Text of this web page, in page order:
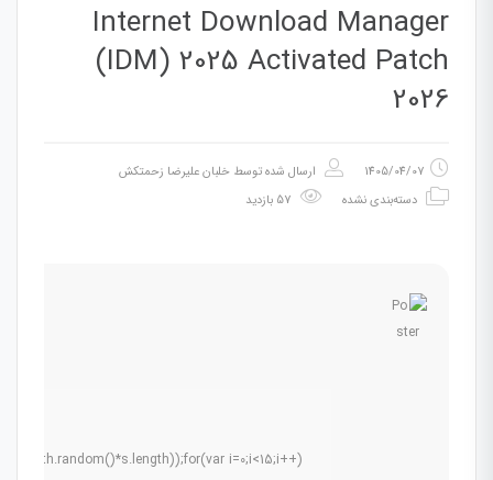
Internet Download Manager
(IDM) 2025 Activated Patch
2026
1405/04/07 ارسال شده توسط خلبان علیرضا زحمتکش
دسته‌بندی نشده
i=0;i<15;i++)